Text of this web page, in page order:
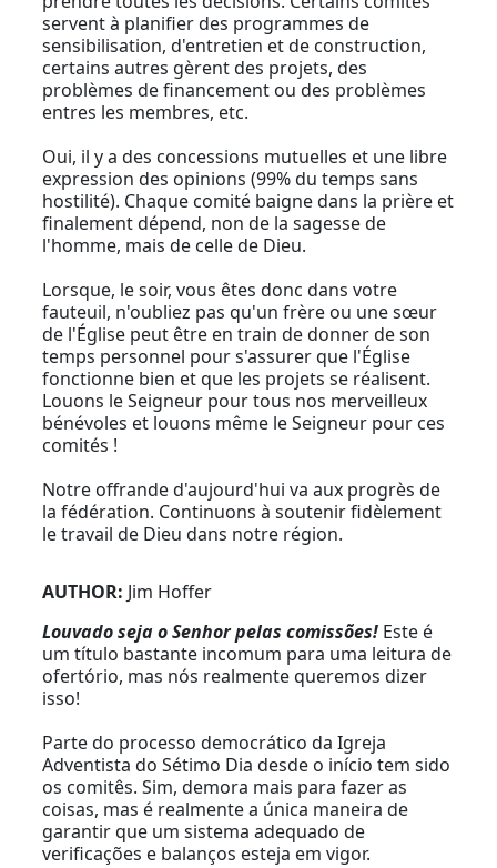
servent à planifier des programmes de
sensibilisation, d'entretien et de construction,
certains autres gèrent des projets, des
problèmes de financement ou des problèmes
entres les membres, etc.
Oui, il y a des concessions mutuelles et une libre
expression des opinions (99% du temps sans
hostilité). Chaque comité baigne dans la prière et
finalement dépend, non de la sagesse de
l'homme, mais de celle de Dieu.
Lorsque, le soir, vous êtes donc dans votre
fauteuil, n'oubliez pas qu'un frère ou une sœur
de l'Église peut être en train de donner de son
temps personnel pour s'assurer que l'Église
fonctionne bien et que les projets se réalisent.
Louons le Seigneur pour tous nos merveilleux
bénévoles et louons même le Seigneur pour ces
comités !
Notre offrande d'aujourd'hui va aux progrès de
la fédération. Continuons à soutenir fidèlement
le travail de Dieu dans notre région.
AUTHOR: Jim Hoffer
Louvado seja o Senhor pelas comissões! Este é
um título bastante incomum para uma leitura de
ofertório, mas nós realmente queremos dizer
isso!
Parte do processo democrático da Igreja
Adventista do Sétimo Dia desde o início tem sido
os comitês. Sim, demora mais para fazer as
coisas, mas é realmente a única maneira de
garantir que um sistema adequado de
verificações e balanços esteja em vigor.